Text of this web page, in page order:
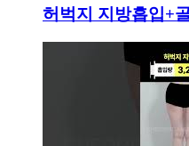
허벅지 지방흡입+